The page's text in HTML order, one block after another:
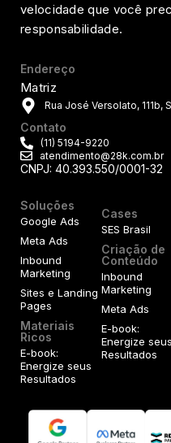
velocidade que você
responsabilidade.
Endereço
Matriz
Rua José Versolato, 111b,
Contato
(11) 5194-9220
atendimento@28k.com.br
CNPJ: 40.393.550/0001-32
Soluções
Google Ads
Meta Ads
Inbound
Marketing
Sites e Landing
Pages
Materiais
Ricos
E-book:
Energize seus
Resultados
Cases
SES Brasil
Criação de
Conteúdo
Inbound
Marketing
Meta Ads
E-book:
Energize seus
Resultados